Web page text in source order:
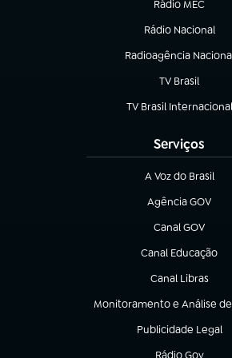
Rádio MEC
(abre em nova
Rádio Nacional
Radioagência
(abre em nova aba)
TV Brasil
(abre em nova
TV Brasil Internacional
(abre em nova aba)
Serviços
A Voz do Brasil
(abre em nova aba)
Agência GOV
(abre em nova
Canal GOV
(abre em nova
Canal Educação
(abre em nova aba)
Canal Libras
(abre em nova
Monitoramento e Análise
(abre em nova aba)
Publicidade Legal
(abre em nova aba)